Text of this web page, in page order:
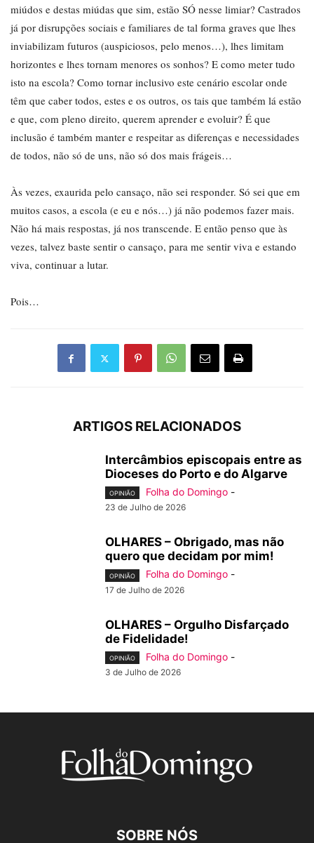
miúdos e destas miúdas que sim, estão SÓ nesse limiar? Castrados
já por disrupções sociais e familiares de tal forma graves que lhes
inviabilizam futuros (auspiciosos, pelo menos…), lhes limitam
horizontes e lhes tornam menores os sonhos? E como meter tudo
isto na escola? Como tornar inclusivo este cenário escolar onde
têm que caber todos, estes e os outros, os tais que também lá estão
e que, com pleno direito, querem aprender e evoluir? É que
inclusão é também manter e respeitar as diferenças e necessidades
de todos, não só de uns, não só dos mais frágeis…
Às vezes, exaurida pelo cansaço, não sei responder. Só sei que em
muitos casos, a escola (e eu e nós…) já não podemos fazer mais.
Não há mais respostas, já nos transcende. E então penso que às
vezes, talvez baste sentir o cansaço, para me sentir viva e estando
viva, continuar a lutar.
Pois…
ARTIGOS RELACIONADOS
Intercâmbios episcopais entre as
Dioceses do Porto e do Algarve
OPINIÃO Folha do Domingo -
23 de Julho de 2026
OLHARES – Obrigado, mas não
quero que decidam por mim!
OPINIÃO Folha do Domingo -
17 de Julho de 2026
OLHARES – Orgulho Disfarçado
de Fidelidade!
OPINIÃO Folha do Domingo -
3 de Julho de 2026
SOBRE NÓS